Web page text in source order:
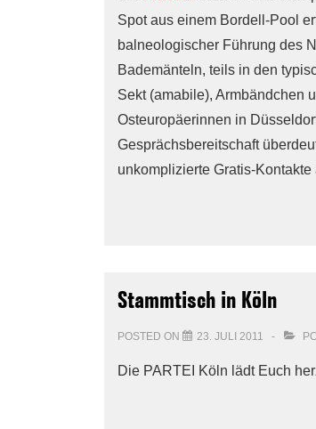
Spot aus einem Bordell-Pool
balneologischer Führung des
Bademänteln, teils in den
Sekt (amabile), Armbändchen
Osteuropäerinnen in
Gesprächsbereitschaft
unkomplizierte Gratis-Kontakte
Stammtisch in Köln
POSTED ON 23. JULI 2011
Die PARTEI Köln lädt Euch